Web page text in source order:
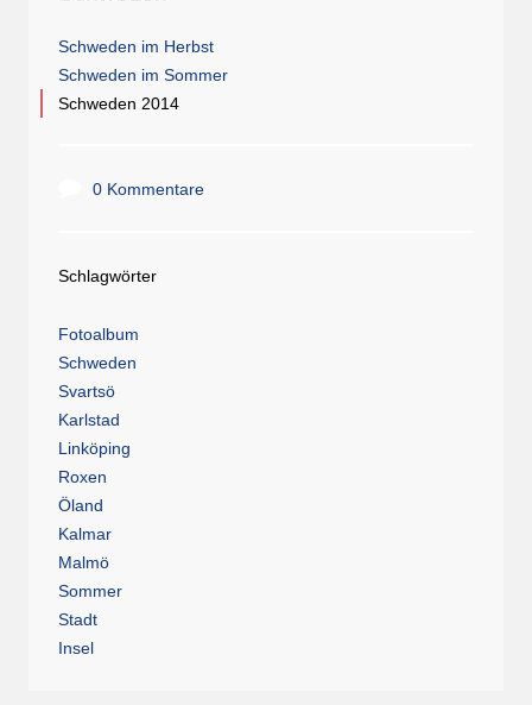
Schweden im Herbst
Schweden im Sommer
Schweden 2014
0 Kommentare
Schlagwörter
Fotoalbum
Schweden
Svartsö
Karlstad
Linköping
Roxen
Öland
Kalmar
Malmö
Sommer
Stadt
Insel